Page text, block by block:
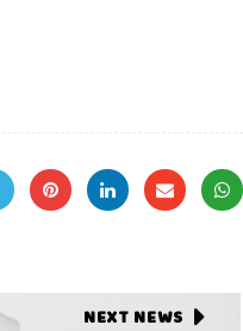
NEXT NEWS